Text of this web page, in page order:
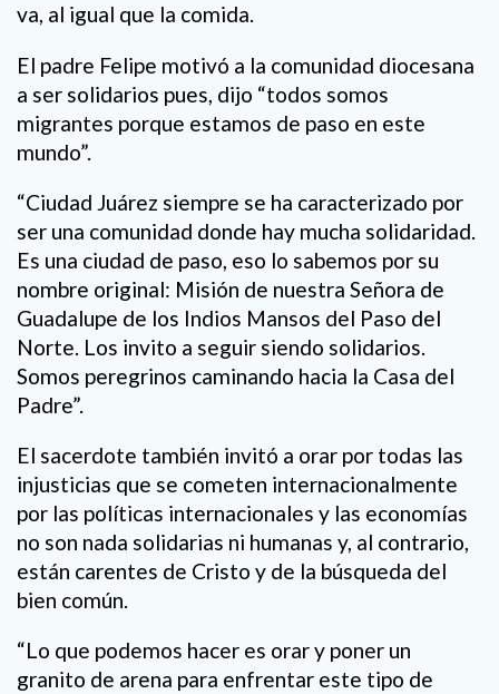
va, al igual que la comida.
El padre Felipe motivó a la comunidad diocesana
a ser solidarios pues, dijo “todos somos
migrantes porque estamos de paso en este
mundo”.
“Ciudad Juárez siempre se ha caracterizado por
ser una comunidad donde hay mucha solidaridad.
Es una ciudad de paso, eso lo sabemos por su
nombre original: Misión de nuestra Señora de
Guadalupe de los Indios Mansos del Paso del
Norte. Los invito a seguir siendo solidarios.
Somos peregrinos caminando hacia la Casa del
Padre”.
El sacerdote también invitó a orar por todas las
injusticias que se cometen internacionalmente
por las políticas internacionales y las economías
no son nada solidarias ni humanas y, al contrario,
están carentes de Cristo y de la búsqueda del
bien común.
“Lo que podemos hacer es orar y poner un
granito de arena para enfrentar este tipo de